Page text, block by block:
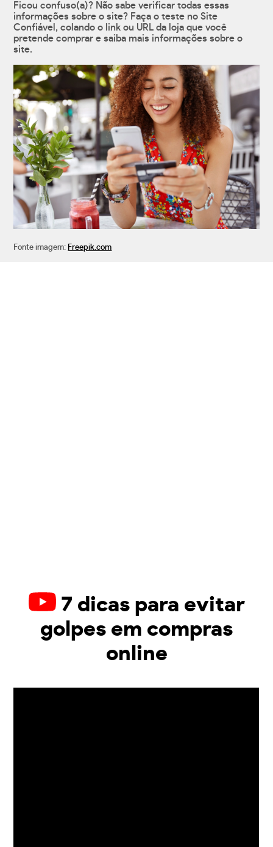
Ficou confuso(a)? Não sabe verificar todas essas
informações sobre o site? Faça o teste no Site
Confiável, colando o link ou URL da loja que você
pretende comprar e saiba mais informações sobre o
site.
Fonte imagem: Freepik.com
7 dicas para evitar
golpes em compras
online